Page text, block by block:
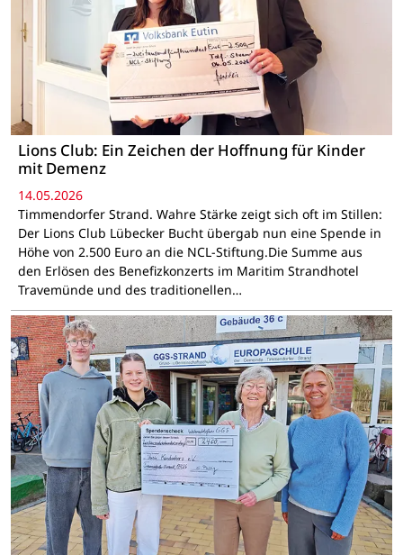
Lions Club: Ein Zeichen der Hoffnung für Kinder
mit Demenz
14.05.2026
Timmendorfer Strand. Wahre Stärke zeigt sich oft im Stillen:
Der Lions Club Lübecker Bucht übergab nun eine Spende in
Höhe von 2.500 Euro an die NCL-Stiftung.Die Summe aus
den Erlösen des Benefizkonzerts im Maritim Strandhotel
Travemünde und des traditionellen…